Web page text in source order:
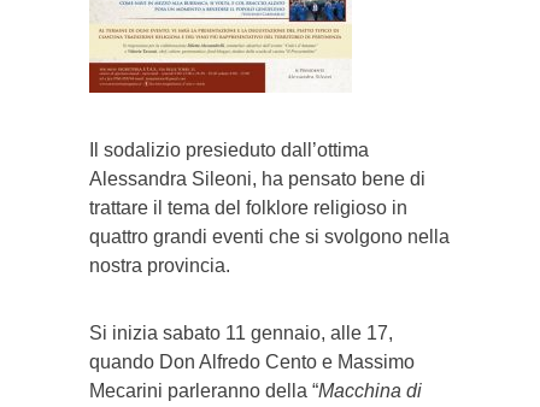
Il sodalizio presieduto dall’ottima
Alessandra Sileoni, ha pensato bene di
trattare il tema del folklore religioso in
quattro grandi eventi che si svolgono nella
nostra provincia.
Si inizia sabato 11 gennaio, alle 17,
quando Don Alfredo Cento e Massimo
Mecarini parleranno della “Macchina di